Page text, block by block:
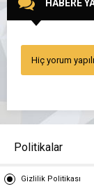
HABERE
Hiç yorum
Politikalar
Gizlilik Politikası